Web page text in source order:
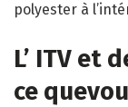
polyester à
L’ ITV et
ce